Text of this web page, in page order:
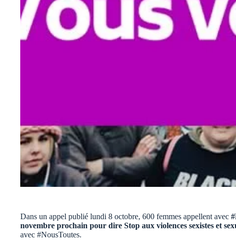
Dans un appel publié lundi 8 octobre, 600 femmes appellent avec
novembre prochain pour dire Stop aux violences sexistes et
avec #NousToutes.